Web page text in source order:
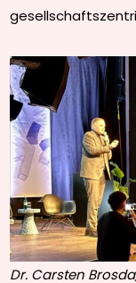
Dr. Carsten